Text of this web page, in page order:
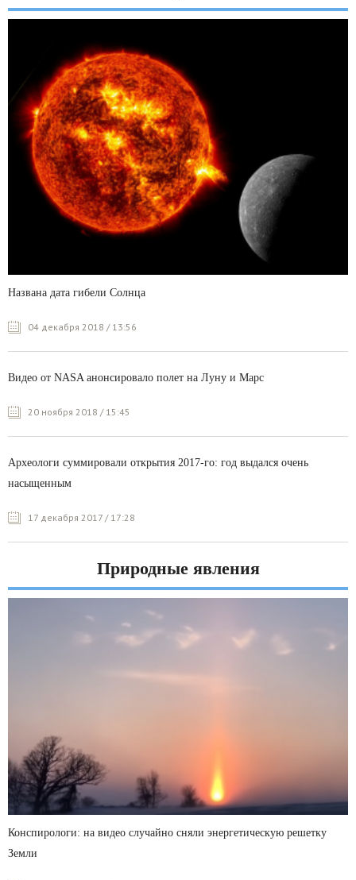
Названа дата гибели Солнца
04 декабря 2018 / 13:56
Видео от NASA анонсировало полет на Луну и Марс
20 ноября 2018 / 15:45
Археологи суммировали открытия 2017-го: год выдался очень
насыщенным
17 декабря 2017 / 17:28
Природные явления
Конспирологи: на видео случайно сняли энергетическую решетку
Земли